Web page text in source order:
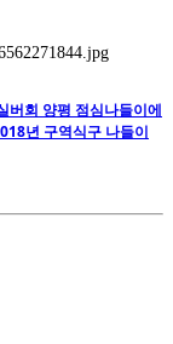
버회 양평 점심나들이에
년 구역식구 나들이